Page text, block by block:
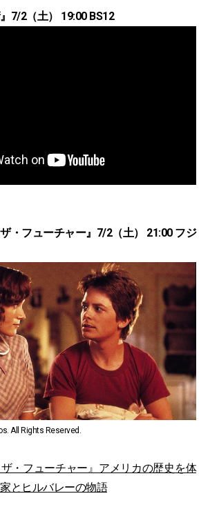
7/2（土） 19:00 BS12
・フューチャー』7/2（土） 21:00 フジ
All Rights Reserved.
ザ・フューチャー』アメリカの歴史を体
とヒルバレーの物語